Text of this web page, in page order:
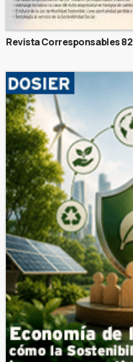
Revista Corresponsables 82